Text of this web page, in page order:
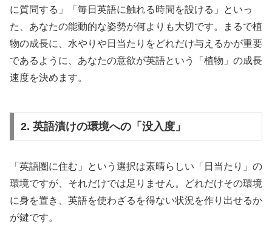
に質問する」「毎日英語に触れる時間を設ける」といっ
た、あなたの能動的な姿勢が何よりも大切です。まるで植
物の成長に、水やりや日当たりをどれだけ与えるかが重要
であるように、あなたの意欲が英語という「植物」の成長
速度を決めます。
2. 英語漬けの環境への「没入度」
「英語圏に住む」という選択は素晴らしい「日当たり」の
環境ですが、それだけでは足りません。どれだけその環境
に身を置き、英語を使わざるを得ない状況を作り出せるか
が鍵です。